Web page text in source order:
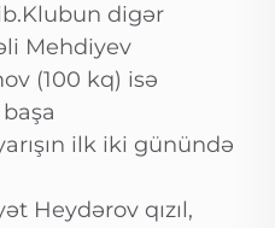
digər
Mehdiyev
(100 kq) isə
ilk iki günündə
Heydərov qızıl,